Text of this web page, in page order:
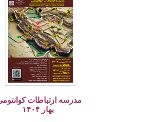
مدرسه ارتباطات کوانتومی،
بهار ۱۴۰۴